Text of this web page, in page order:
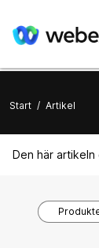
Start / Artikel
Den här artikeln